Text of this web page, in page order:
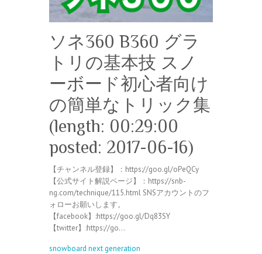
ソネ360 B360 グラ
トリの基本技 スノ
ーボード初心者向け
の簡単なトリック集
(length: 00:29:00
posted: 2017-06-16)
【チャンネル登録】：https://goo.gl/oPeQCy
【公式サイト解説ページ】：https://snb-
ng.com/technique/115.html SNSアカウントのフ
ォローお願いします。
【facebook】:https://goo.gl/Dq83SY
【twitter】:https://go…
snowboard next generation